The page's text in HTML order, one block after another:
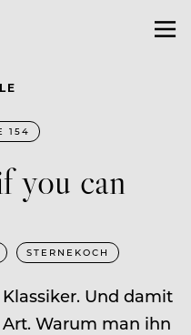
154
you can
STERNEKOCH
Und damit
Warum man ihn